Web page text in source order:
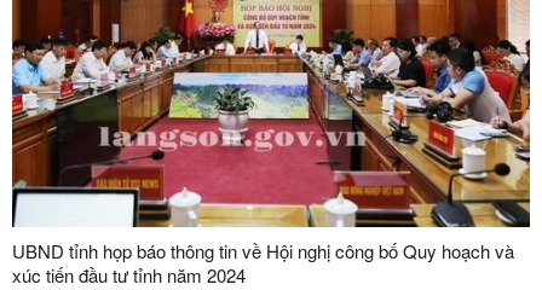
UBND tỉnh họp báo thông tin về Hội nghị công bố Quy hoạch và
xúc tiến đầu tư tỉnh năm 2024